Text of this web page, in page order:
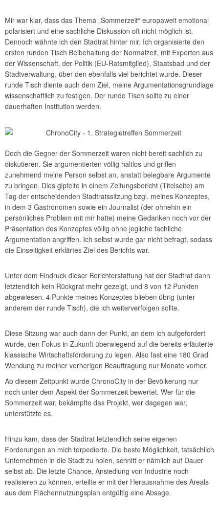
Mir war klar, dass das Thema „Sommerzeit“ europaweit emotional
polarisiert und eine sachliche Diskussion oft nicht möglich ist.
Dennoch wähnte ich den Stadtrat hinter mir. Ich organisierte den
ersten runden Tisch Beibehaltung der Normalzeit, mit Experten aus
der Wissenschaft, der Politik (EU-Ratsmitglied), Staatsbad und der
Stadtverwaltung, über den ebenfalls viel berichtet wurde. Dieser
runde Tisch diente auch dem Ziel, meine Argumentationsgrundlage
wissenschaftlich zu festigen. Der runde Tisch sollte zu einer
dauerhaften Institution werden.
Doch die Gegner der Sommerzeit waren nicht bereit sachlich zu
diskutieren. Sie argumentierten völlig haltlos und griffen
zunehmend meine Person selbst an, anstatt belegbare Argumente
zu bringen. Dies gipfelte in einem Zeitungsbericht (Titelseite) am
Tag der entscheidenden Stadtratssitzung bzgl. meines Konzeptes,
in dem 3 Gastronomen sowie ein Journalist (der ohnehin ein
persönliches Problem mit mir hatte) meine Gedanken noch vor der
Präsentation des Konzeptes völlig ohne jegliche fachliche
Argumentation angriffen. Ich selbst wurde gar nicht befragt, sodass
die Einseitigkeit erklärtes Ziel des Berichts war.
Unter dem Eindruck dieser Berichterstattung hat der Stadtrat dann
letztendlich kein Rückgrat mehr gezeigt, und 8 von 12 Punkten
abgewiesen. 4 Punkte meines Konzeptes blieben übrig (unter
anderem der runde Tisch), die ich weiterverfolgen sollte.
Diese Sitzung war auch dann der Punkt, an dem ich aufgefordert
wurde, den Fokus in Zukunft überwiegend auf die bereits erläuterte
klassische Wirtschaftsförderung zu legen. Also fast eine 180 Grad
Wendung zu meiner vorherigen Beauftragung nur Monate vorher.
Ab diesem Zeitpunkt wurde ChronoCity in der Bevölkerung nur
noch unter dem Aspekt der Sommerzeit bewertet. Wer für die
Sommerzeit war, bekämpfte das Projekt, wer dagegen war,
unterstützte es.
Hinzu kam, dass der Stadtrat letztendlich seine eigenen
Forderungen an mich torpedierte. Die beste Möglichkeit, tatsächlich
Unternehmen in die Stadt zu holen, schnitt er nämlich auf Dauer
selbst ab. Die letzte Chance, Ansiedlung von Industrie noch
realisieren zu können, erteilte er mit der Herausnahme des Areals
aus dem Flächennutzungsplan entgültig eine Absage.